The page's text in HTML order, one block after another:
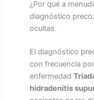
¿Por qué a
diagnóstico
ocultas
El diagnóstico
con frecuencia
enfermedad
hidradenitis